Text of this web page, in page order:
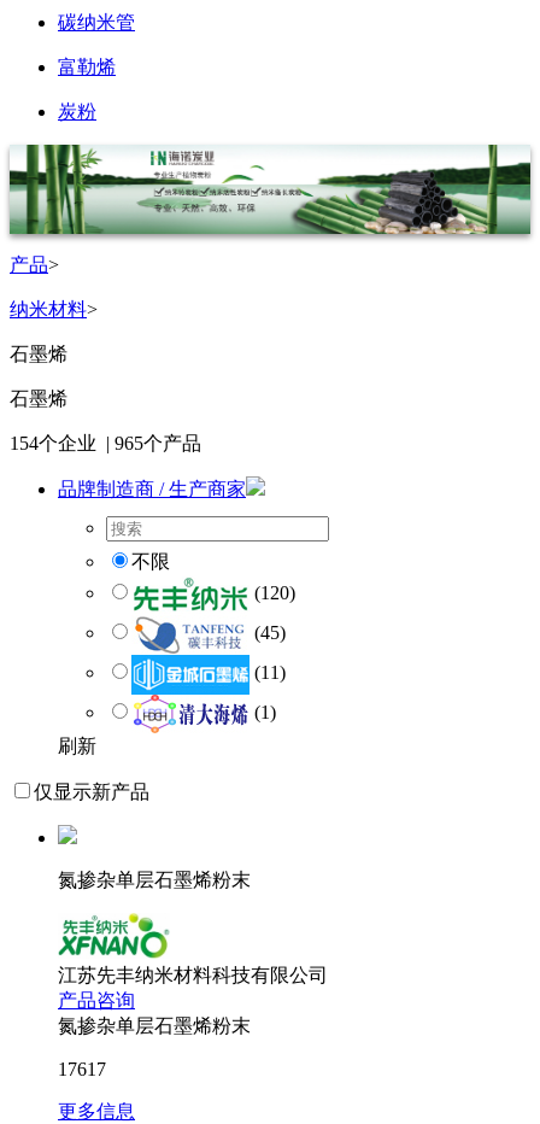
碳纳米管
富勒烯
炭粉
产品>
纳米材料>
石墨烯
石墨烯
154个企业 | 965个产品
品牌制造商 / 生产商家
不限
(120)
(45)
(11)
(1)
刷新
仅显示新产品
氮掺杂单层石墨烯粉末
江苏先丰纳米材料科技有限公司
产品咨询
氮掺杂单层石墨烯粉末
17617
更多信息